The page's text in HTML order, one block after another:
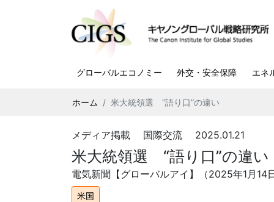
グローバルエコノミー 外交・安全保障 エネ
ホーム 米大統領選 “語り口”の違い
メディア掲載 国際交流 2025.01.21
米大統領選 “語り口”の違い
電気新聞【グローバルアイ】（2025年1 月 14
米国